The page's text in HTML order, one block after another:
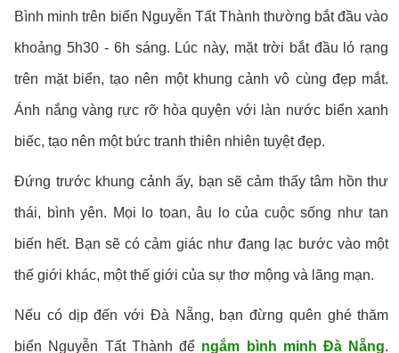
Bình minh trên biển Nguyễn Tất Thành thường bắt đầu vào
khoảng 5h30 - 6h sáng. Lúc này, mặt trời bắt đầu ló rạng
trên mặt biển, tạo nên một khung cảnh vô cùng đẹp mắt.
Ánh nắng vàng rực rỡ hòa quyện với làn nước biển xanh
biếc, tạo nên một bức tranh thiên nhiên tuyệt đẹp.
Đứng trước khung cảnh ấy, bạn sẽ cảm thấy tâm hồn thư
thái, bình yên. Mọi lo toan, âu lo của cuộc sống như tan
biến hết. Bạn sẽ có cảm giác như đang lạc bước vào một
thế giới khác, một thế giới của sự thơ mộng và lãng mạn.
Nếu có dịp đến với Đà Nẵng, bạn đừng quên ghé thăm
biển Nguyễn Tất Thành để ngắm bình minh Đà Nẵng.